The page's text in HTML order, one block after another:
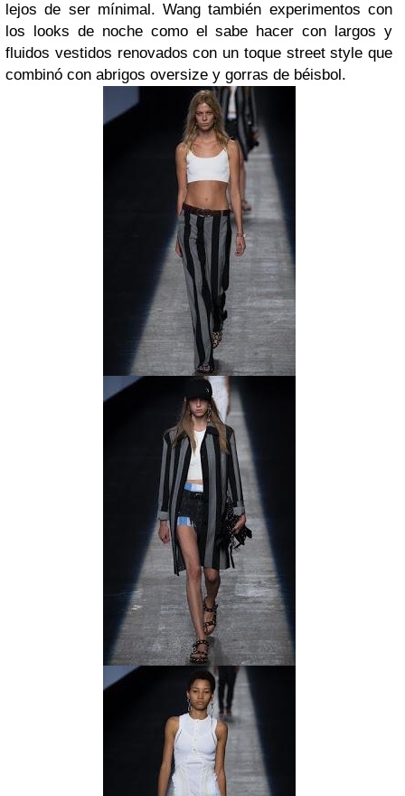
lejos de ser mínimal. Wang también experimentos con
los looks de noche como el sabe hacer con largos y
fluidos vestidos renovados con un toque street style que
combinó con abrigos oversize y gorras de béisbol.